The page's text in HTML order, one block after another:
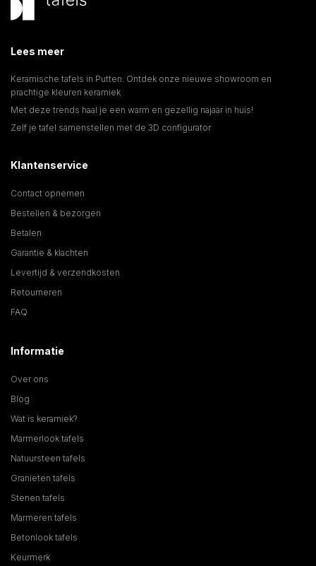
Lees meer
Keramische tafels in Putten: Ontdek onze nieuwe showroom en
prachtige kleuren keramiek
Met deze trends haal je een warm en gezellig najaar in huis!
Zelf je tafel samenstellen met de 3D configurator
Klantenservice
Contact opnemen
Bestellen & bezorgen
Betalen
Garantie & klachten
Levertijd & verzendkosten
Retourneren
FAQ
Informatie
Over ons
Blog
Wat is keramiek?
Marmerlook tafels
Natuursteen tafels
Granieten tafels
Stenen tafels
Marmeren tafels
Betonlook tafels
Keurmerk